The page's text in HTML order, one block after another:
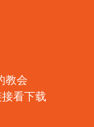
教会
看下载